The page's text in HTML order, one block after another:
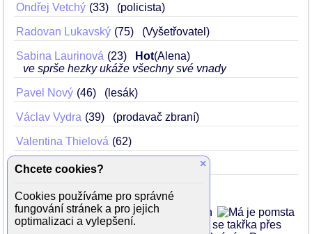
Ondřej Vetchý 33 (policista)
Radovan Lukavský 75 (Vyšetřovatel)
Sabina Laurinová 23 Hot(Alena)
ve sprše hezky ukáže všechny své vnady
Pavel Nový 46 (lesák)
Václav Vydra 39 (prodavač zbraní)
Valentina Thielová 62
Jiří Krytinář 48
Psychologicky laděný dramatický příběh
úspěšného egoistického muže, kterému se takřka přes
×
Chcete cookies?
Cookies používáme pro správné
fungování stránek a pro jejich
optimalizaci a vylepšení.